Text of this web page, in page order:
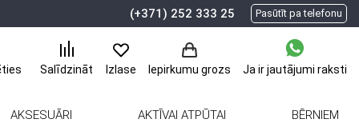
(+371) 252 333 25 Pasūtīt pa telefonu
Salīdzināt Izlase Iepirkumu grozs Ja ir jautājumi raksti
AKSESUĀRI AKTĪVAI ATPŪTAI BĒRNIEM